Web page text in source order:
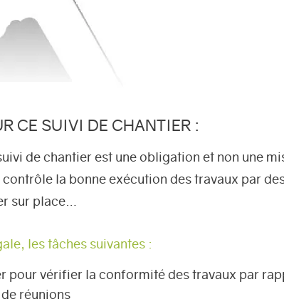
CE SUIVI DE CHANTIER :
de chantier est une obligation et non une
la bonne exécution des travaux par
sur place…
les tâches suivantes :
pour vérifier la conformité des travaux par
réunions